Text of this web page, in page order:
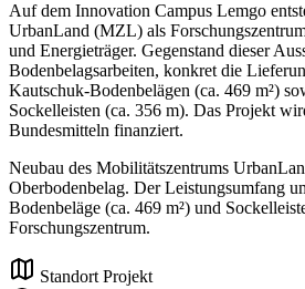
Auf dem Innovation Campus Lemgo
UrbanLand (MZL) als
und Energieträger. Gegenstand dieser
Bodenbelagsarbeiten, konkret die
Kautschuk-Bodenbelägen (ca. 469 m²)
Sockelleisten (ca. 356 m). Das Projekt
Bundesmitteln finanziert.
Neubau des Mobilitätszentrums
Oberbodenbelag. Der Leistungsumfang
Bodenbeläge (ca. 469 m²) und
Forschungszentrum.
Standort Projekt